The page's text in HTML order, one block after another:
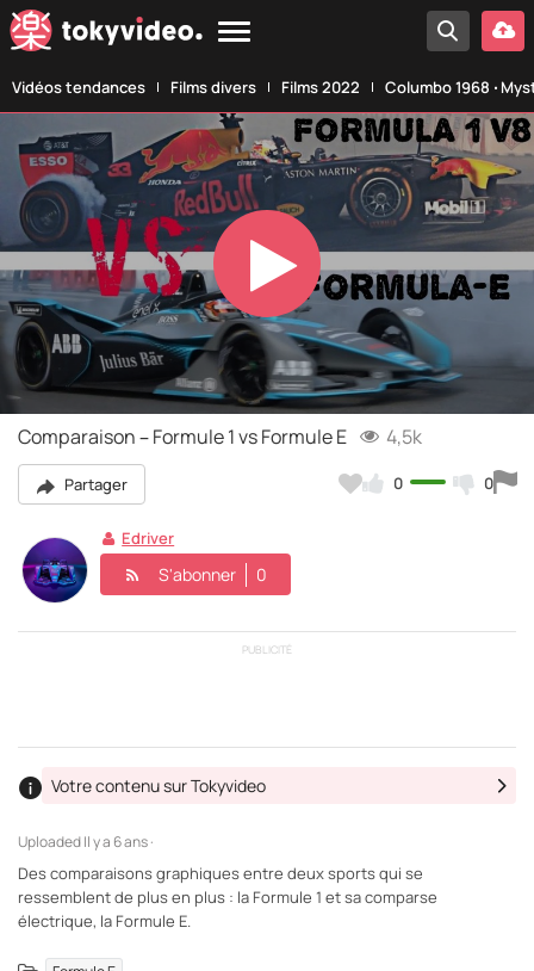
Vidéos tendances Films divers Films 2022 Columbo 1968 ‧
Play
Video
Comparaison – Formule 1 vs Formule E 4,5k
Partager 0 0
Edriver
S'abonner 0
PUBLICITÉ
UploadedIl y a 6 ans ·
Votre contenu sur Tokyvideo
Des comparaisons graphiques entre deux sports qui se
ressemblent de plus en plus : la Formule 1 et sa comparse
électrique, la Formule E.